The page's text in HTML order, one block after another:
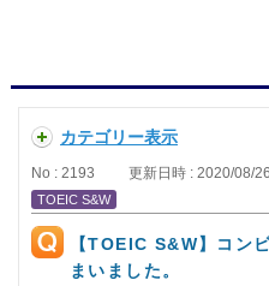
カテゴリー表示
No : 2193 更新日時 : 2020/08/
TOEIC S&W
【TOEIC S&W】コン
まいました。